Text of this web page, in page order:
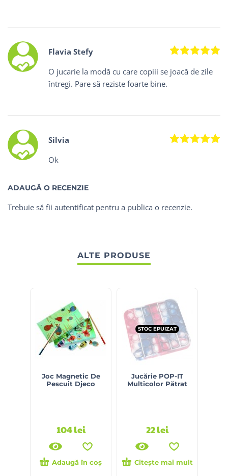
Flavia Stefy
O jucarie la modă cu care copiii se joacă de zile
întregi. Pare să reziste foarte bine.
Silvia
Ok
ADAUGĂ O RECENZIE
Trebuie să fii autentificat pentru a publica o recenzie.
ALTE PRODUSE
Joc Magnetic De
Pescuit Djeco
104lei
Adaugă în coș
STOC EPUIZAT
Jucărie POP-IT
Multicolor Pătrat
22lei
Citește mai mult